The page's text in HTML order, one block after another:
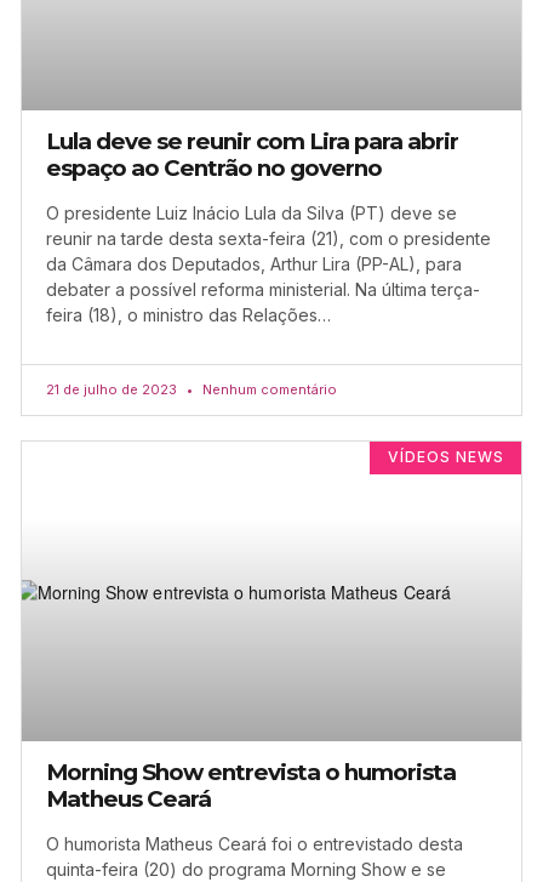
Lula deve se reunir com Lira para abrir
espaço ao Centrão no governo
O presidente Luiz Inácio Lula da Silva (PT) deve se
reunir na tarde desta sexta-feira (21), com o presidente
da Câmara dos Deputados, Arthur Lira (PP-AL), para
debater a possível reforma ministerial. Na última terça-
feira (18), o ministro das Relações…
21 de julho de 2023 Nenhum comentário
VÍDEOS NEWS
Morning Show entrevista o humorista
Matheus Ceará
O humorista Matheus Ceará foi o entrevistado desta
quinta-feira (20) do programa Morning Show e se